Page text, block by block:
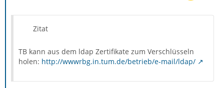
Zitat
TB kann aus dem ldap Zertifikate zum Verschlüsseln
holen: http://wwwrbg.in.tum.de/betrieb/e-mail/ldap/